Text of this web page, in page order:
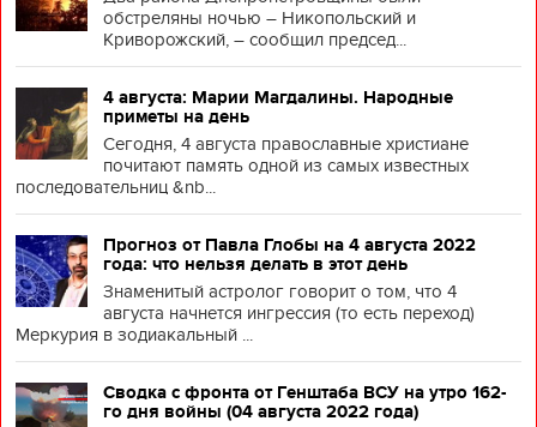
обстреляны ночью – Никопольский и
Криворожский, – сообщил председ...
4 августа: Марии Магдалины. Народные
приметы на день
Сегодня, 4 августа православные христиане
почитают память одной из самых известных
последовательниц &nb...
Прогноз от Павла Глобы на 4 августа 2022
года: что нельзя делать в этот день
Знаменитый астролог говорит о том, что 4
августа начнется ингрессия (то есть переход)
Меркурия в зодиакальный ...
Сводка с фронта от Генштаба ВСУ на утро 162-
го дня войны (04 августа 2022 года)